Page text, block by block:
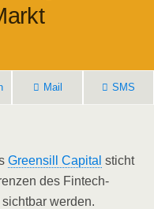
Mail SMS
Greens­ill Capi­tal sticht
des Fin­tech-
wer­den.